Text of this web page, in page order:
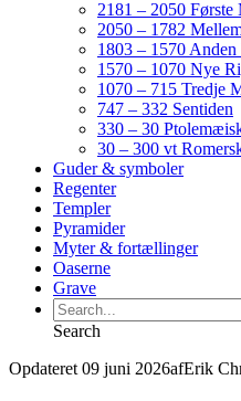
2181 – 2050 Første
2050 – 1782
1803 – 1570
1570 – 1070 Nye
1070 – 715 Tredje
747 – 332 Sentiden
330 – 30
30 – 300 vt
Guder & symboler
Regenter
Templer
Pyramider
Myter & fortællinger
Oaserne
Grave
Search
Opdateret 09 juni 2026afErik